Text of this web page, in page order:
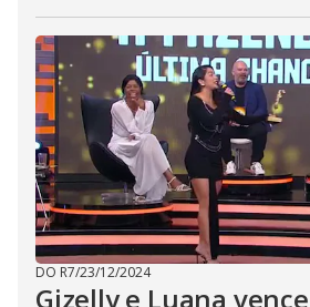
DO R7/23/12/2024
Gizelly e Luana